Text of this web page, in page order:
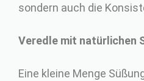
sondern auch die
Veredle mit natürlichen
Eine kleine Menge